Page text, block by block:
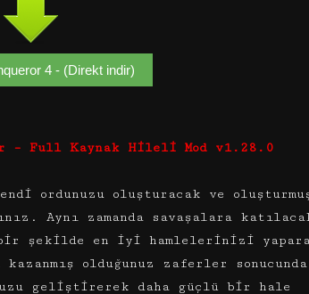
4 - (Direkt indir)
– Full Kaynak Hileli Mod v1.28.0
ordunuzu oluşturacak ve
Aynı zamanda savaşalara
şekilde en iyi hamlelerinizi
olduğunuz zaferler sonucunda
geliştirerek daha güçlü bir hale